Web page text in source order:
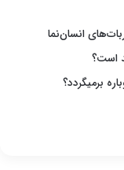
انسان‌نما
است؟
برمیگردد؟